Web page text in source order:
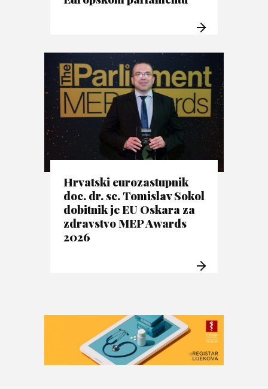
Hrvatski eurozastupnik
doc. dr. sc. Tomislav Sokol
dobitnik je EU Oskara za
zdravstvo MEP Awards
2026